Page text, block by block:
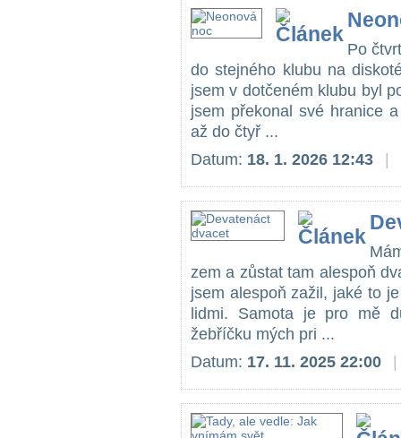
Po
do stejného klubu na
jsem v dotčeném klubu byl
jsem překonal své hranice
až do čtyř ...
Datum: 18. 1. 2026 12:43
zem a zůstat tam alespoň
jsem alespoň zažil, jaké to
lidmi. Samota je pro mě
žebříčku mých pri ...
Datum: 17. 11. 2025 22:00